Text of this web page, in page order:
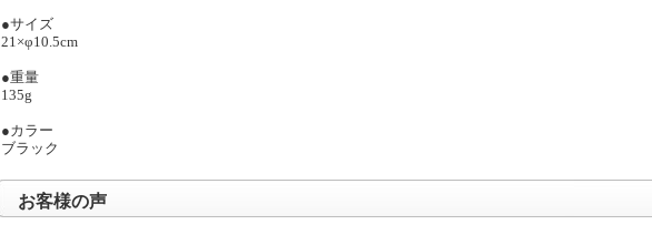
●サイズ
21×φ10.5cm
●重量
135g
●カラー
ブラック
お客様の声